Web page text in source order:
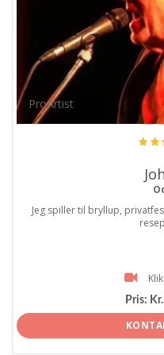
ProArtist
Jeg spiller til bryllup,
Pris: